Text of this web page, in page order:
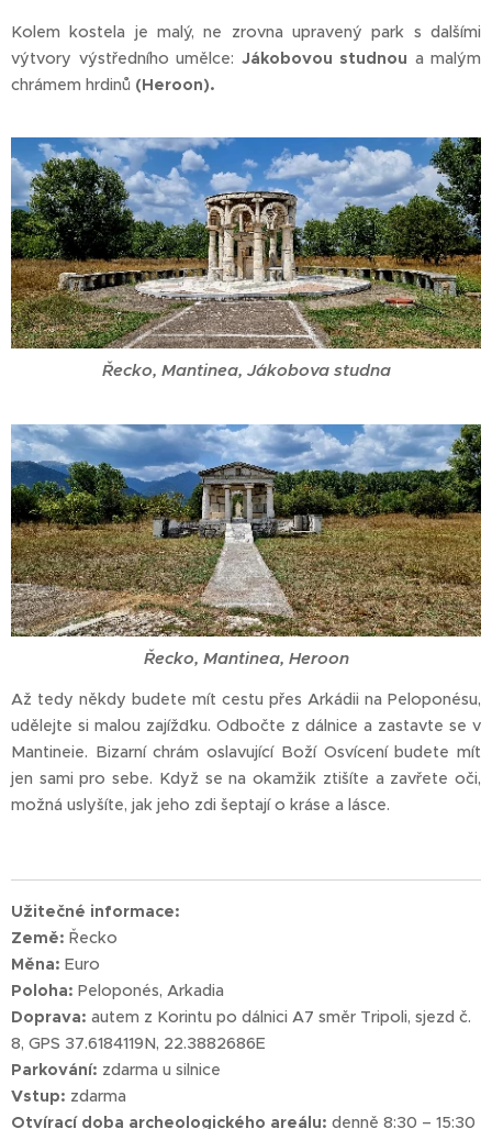
Kolem kostela je malý, ne zrovna upravený park s dalšími
výtvory výstředního umělce: Jákobovou studnou a malým
chrámem hrdinů (Heroon).
Řecko, Mantinea, Jákobova studna
Řecko, Mantinea, Heroon
Až tedy někdy budete mít cestu přes Arkádii na Peloponésu,
udělejte si malou zajížďku. Odbočte z dálnice a zastavte se v
Mantineie. Bizarní chrám oslavující Boží Osvícení budete mít
jen sami pro sebe. Když se na okamžik ztišíte a zavřete oči,
možná uslyšíte, jak jeho zdi šeptají o kráse a lásce.
Užitečné informace:
Země: Řecko
Měna: Euro
Poloha: Peloponés, Arkadia
Doprava: autem z Korintu po dálnici A7 směr Tripoli, sjezd č.
8, GPS 37.6184119N, 22.3882686E
Parkování: zdarma u silnice
Vstup: zdarma
Otvírací doba archeologického areálu: denně 8:30 – 15:30